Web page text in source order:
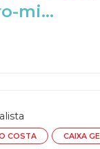
mi...
COSTA CAIXA